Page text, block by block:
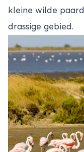
kleine wilde
drassige gebied.